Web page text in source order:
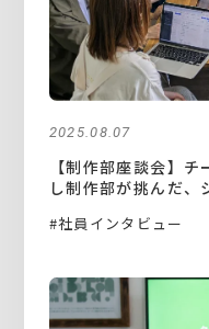
2025.08.07
【制作部座談会】
し制作部が挑んだ、
#社員インタビュー